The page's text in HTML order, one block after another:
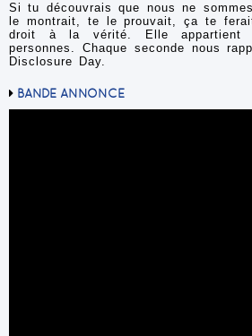
Si tu découvrais que nous ne
le montrait, te le prouvait, ça te
droit à la vérité. Elle appartient
personnes. Chaque seconde nous
Disclosure Day.
BANDE ANNONCE